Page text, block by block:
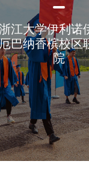
江大学伊利诺
巴纳香槟校区
院